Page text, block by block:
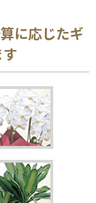
に応じたギ